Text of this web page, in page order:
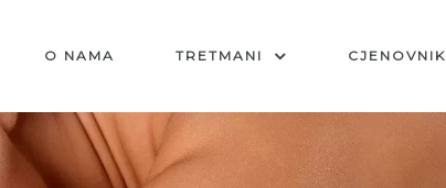
O NAMA TRETMANI CJENOVNIK